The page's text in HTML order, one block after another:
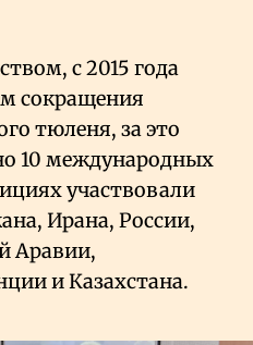
с 2015 года
сокращения
тюленя, за это
10 международных
участвовали
Ирана, России,
Аравии,
и Казахстана.